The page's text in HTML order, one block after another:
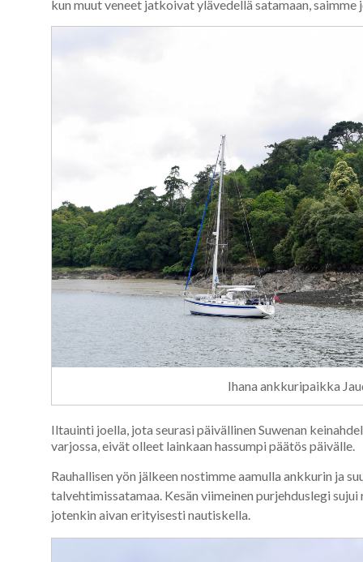
kun muut veneet jatkoivat ylävedellä satamaan, saimme
Ihana ankkuripaikka
Iltauinti joella, jota seurasi päivällinen Suwenan
varjossa, eivät olleet lainkaan hassumpi päätös päivälle.
Rauhallisen yön jälkeen nostimme aamulla ankkurin ja
talvehtimissatamaa. Kesän viimeinen purjehduslegi
jotenkin aivan erityisesti nautiskella.